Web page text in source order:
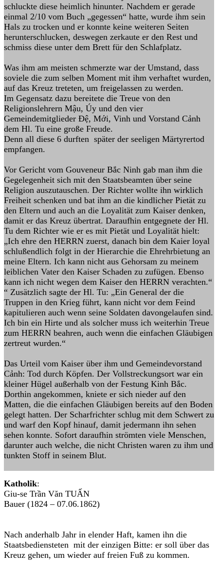
schluckte diese heimlich hinunter. Nachdem er gerade
einmal 2/10 vom Buch „gegessen“ hatte, wurde ihm sein
Hals zu trocken und er konnte keine weiteren Seiten
herunterschlucken, deswegen zerkaute er den Rest und
schmiss diese unter dem Brett für den Schlafplatz.
Was ihm am meisten schmerzte war der Umstand, dass
soviele die zum selben Moment mit ihm verhaftet wurden,
auf das Kreuz treteten, um freigelassen zu werden.
Im Gegensatz dazu bereitete die Treue von den
Religionslehrern Mậu, Úy und den vier
Gemeindemitglieder Đệ, Mới, Vinh und Vorstand Cảnh
dem Hl. Tu eine große Freude.
Denn all diese 6 durften später der seeligen Märtyrertod
empfangen.
Vor Gericht vom Gouveneur Bắc Ninh gab man ihm die
Gegelegenheit sich mit den Staatsbeamten über seine
Religion auszutauschen. Der Richter wollte ihn wirklich
Freiheit schenken und bat ihm an die kindlicher Pietät zu
den Eltern und auch an die Loyalität zum Kaiser denken,
damit er das Kreuz übertrat. Daraufhin entgegnete der Hl.
Tu dem Richter wie er es mit Pietät und Loyalität hielt:
„Ich ehre den HERRN zuerst, danach bin dem Kaier loyal
schlußendlich folgt in der Hierarchie die Ehrehrbietung an
meine Eltern. Ich kann nicht aus Gehorsam zu meinem
leiblichen Vater den Kaiser Schaden zu zufügen. Ebenso
kann ich nicht wegen dem Kaiser den HERRN verachten.“
“ Zusätzlich sagte der Hl. Tu: „Ein General der die
Truppen in den Krieg führt, kann nicht vor dem Feind
kapitulieren auch wenn seine Soldaten davongelaufen sind.
Ich bin ein Hirte und als solcher muss ich weiterhin Treue
zum HERRN beahren, auch wenn die einfachen Gläubigen
zertreut wurden.“
Das Urteil vom Kaiser über ihm und Gemeindevorstand
Cảnh: Tod durch Köpfen. Der Vollstreckungsort war ein
kleiner Hügel außerhalb von der Festung Kinh Bắc.
Dorthin angekommen, kniete er sich nieder auf den
Matten, die die einfachen Gläubigen bereits auf den Boden
gelegt hatten. Der Scharfrichter schlug mit dem Schwert zu
und warf den Kopf hinauf, damit jedermann ihn sehen
sehen konnte. Sofort daraufhin strömten viele Menschen,
darunter auch welche, die nicht Christen waren zu ihm und
tunkten Stoff in seinem Blut.
Katholik:
Giu-se Trần Văn TUẤN
Bauer (1824 – 07.06.1862)
Nach anderhalb Jahr in elender Haft, kamen ihn die
Staatsbediensteten mit der einzigen Bitte: er soll über das
Kreuz gehen, um wieder auf freien Fuß zu kommen.